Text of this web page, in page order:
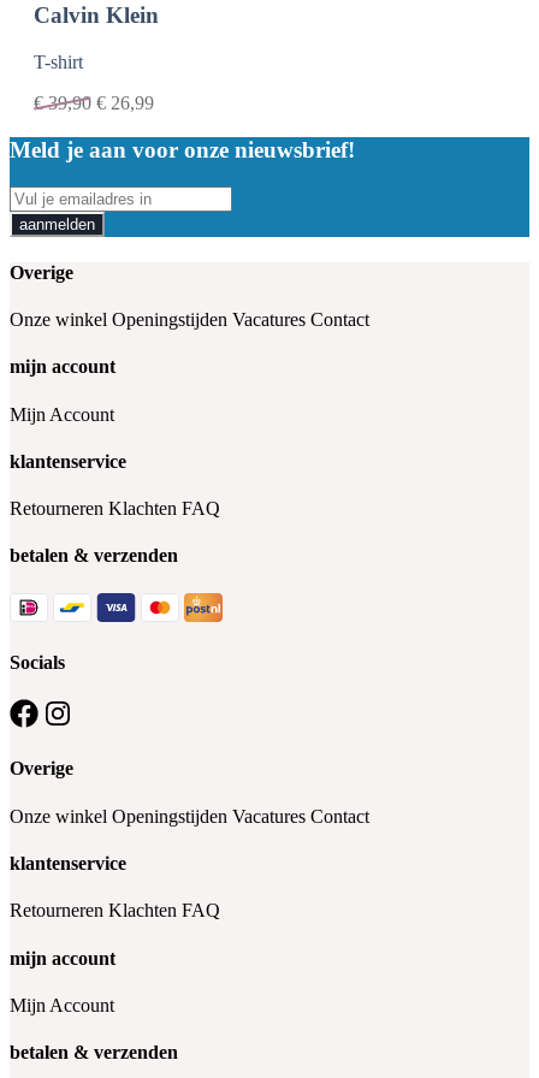
Calvin Klein
T-shirt
€39,90 € 26,99
Meld je aan voor onze nieuwsbrief!
aanmelden
Overige
Onze winkel Openingstijden Vacatures Contact
mijn account
Mijn Account
klantenservice
Retourneren Klachten FAQ
betalen & verzenden
Socials
Overige
Onze winkel Openingstijden Vacatures Contact
klantenservice
Retourneren Klachten FAQ
mijn account
Mijn Account
betalen & verzenden